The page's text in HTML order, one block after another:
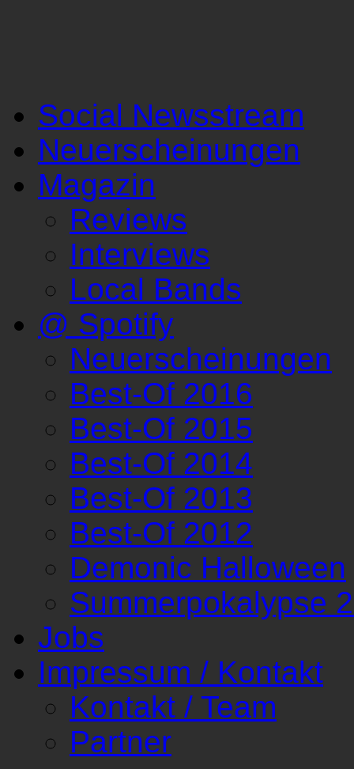
Social Newsstream
Neuerscheinungen
Magazin
Reviews
Interviews
Local Bands
@ Spotify
Neuerscheinungen
Best-Of 2016
Best-Of 2015
Best-Of 2014
Best-Of 2013
Best-Of 2012
Demonic Halloween
Summerpokalypse
Jobs
Impressum / Kontakt
Kontakt / Team
Partner